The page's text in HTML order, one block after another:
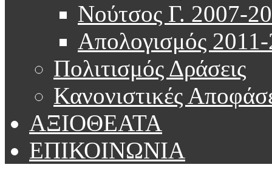
Νούτσος Γ. 2007-
Απολογισμός
Πολιτισμός Δράσεις
Κανονιστικές
ΑΞΙΟΘΕΑΤΑ
ΕΠΙΚΟΙΝΩΝΙΑ